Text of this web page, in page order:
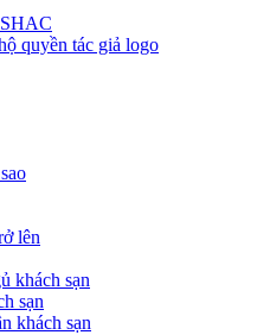
quyền tác giả logo
lên
khách sạn
sạn
khách sạn